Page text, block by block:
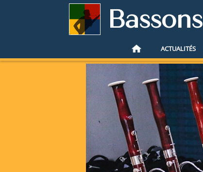
Bassons
ACTUALITÉS